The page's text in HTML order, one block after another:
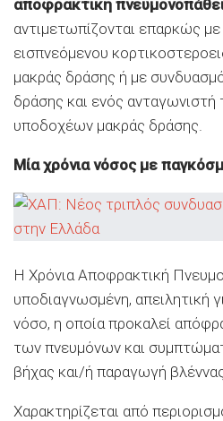
αποφρακτική
αντιμετωπίζονται επαρκώς
εισπνεόμενου
μακράς δράσης ή με
δράσης και ενός
υποδοχέων μακράς δράσης.
Μία χρόνια νόσος με
Η Χρόνια Αποφρακτική
υποδιαγνωσμένη, απειλητική
νόσο, η οποία προκαλεί
των πνευμόνων και
βήχας και/ή παραγωγή
Χαρακτηρίζεται από